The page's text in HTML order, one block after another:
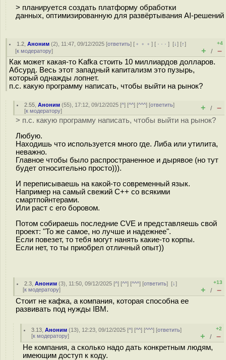
> планируется создать платформу обработки
данных, оптимизированную для развёртывания AI-решений
1.2 ,Аноним (2), 11:47, 09/12/2025 [ответить] [ ﹢﹢﹢] [ · · ·][↓] [↑]
[к модератору]
+4
+ / –
Как может какая-то Kafka стоить 10 миллиардов долларов.
Абсурд. Весь этот западный капитализм это пузырь,
который однажды лопнет.
п.с. какую программу написать, чтобы выйти на рынок?
2.55 ,Аноним (55), 17:12, 09/12/2025 [^] [^^] [^^^] [ответить]
[к модератору] + / –
> п.с. какую программу написать, чтобы выйти на рынок?
Любую.
Находишь что используется много где. Либа или утилита,
неважно.
Главное чтобы было распространенное и дырявое (но тут
будет относительно просто))).
И переписываешь на какой-то современный язык.
Например на самый свежий С++ со всякими
смартпойнтерами.
Или раст с его боровом.
Потом собираешь последние CVE и представляешь свой
проект: "То же самое, но лучше и надежнее".
Если повезет, то тебя могут нанять какие-то корпы.
Если нет, то ты приобрел отличный опыт))
2.3 ,Аноним (3), 11:50, 09/12/2025 [^] [^^] [^^^] [ответить][↓]
[к модератору]
+13
+ / –
Стоит не кафка, а компания, которая способна ее
развивать под нужды IBM.
3.13 ,Аноним (13), 12:23, 09/12/2025 [^] [^^] [^^^] [ответить]
[к модератору]
+2
+ / –
Не компания, а сколько надо дать конкретным людям,
имеющим доступ к коду.